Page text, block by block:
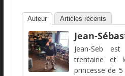
Auteur Articles récents
Jean-
Jean-Seb
trentaine et
princesse de